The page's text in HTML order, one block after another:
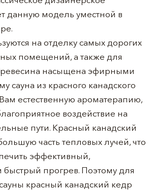
данную модель уместной в
на отделку самых дорогих
помещений, а также для
насыщена эфирными
сауна из красного канадского
естественную ароматерапию,
воздействие на
пути. Красный канадский
часть тепловых лучей, что
эффективный,
прогрев. Поэтому для
красный канадский кедр